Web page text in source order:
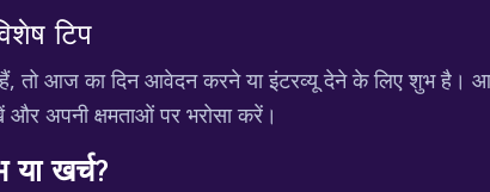
टिप
तो आज का दिन आवेदन करने या इंटरव्यू देने के लिए शुभ
अपनी क्षमताओं पर भरोसा करें।
या खर्च?